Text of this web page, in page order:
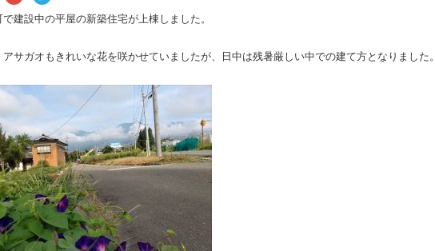
で建設中の平屋の新築住宅が上棟しました。
アサガオもきれいな花を咲かせていましたが、日中は残暑厳しい中での建て方となりました。